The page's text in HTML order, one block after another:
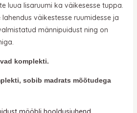
luua lisaruumi ka väikesesse tuppa.
väikestesse ruumidesse ja
männipuidust ning on
komplekti.
sobib madrats mõõtudega